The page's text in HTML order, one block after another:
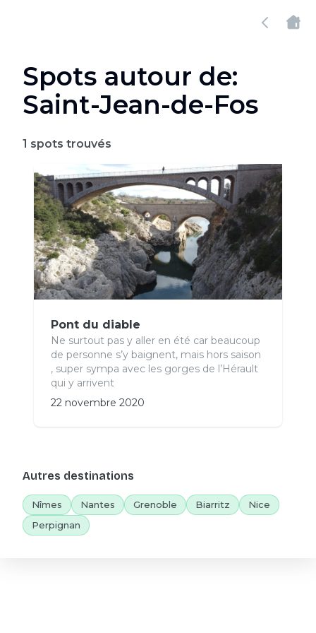
Spots autour de:
Saint-Jean-de-Fos
1 spots trouvés
Pont du diable
Ne surtout pas y aller en été car beaucoup
de personne s’y baignent, mais hors saison
, super sympa avec les gorges de l’Hérault
qui y arrivent
22 novembre 2020
Autres destinations
Nîmes Nantes Grenoble Biarritz
Nice
Perpignan